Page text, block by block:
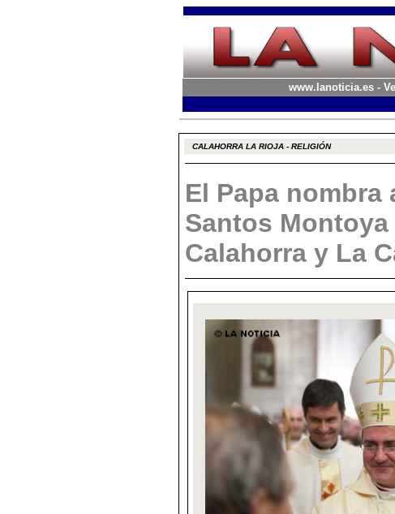
www.lanoticia.es -
CALAHORRA LA RIOJA - RELIGIÓN
El Papa nombra
Santos
Calahorra y La